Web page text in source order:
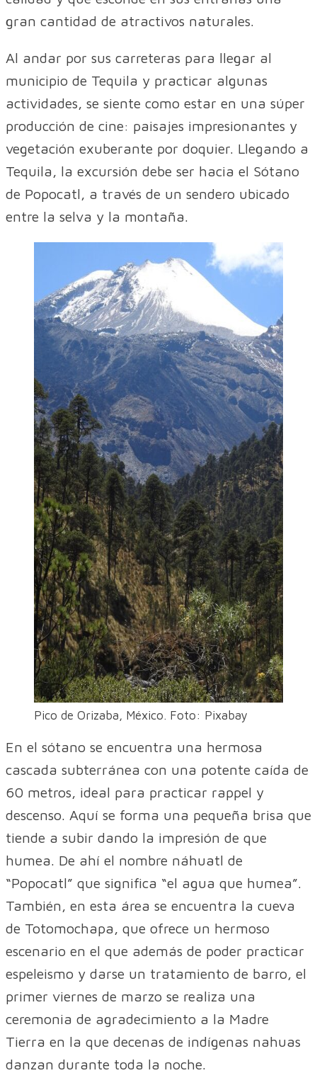
gran cantidad de atractivos naturales.
Al andar por sus carreteras para llegar al
municipio de Tequila y practicar algunas
actividades, se siente como estar en una súper
producción de cine: paisajes impresionantes y
vegetación exuberante por doquier. Llegando a
Tequila, la excursión debe ser hacia el Sótano
de Popocatl, a través de un sendero ubicado
entre la selva y la montaña.
Pico de Orizaba, México. Foto: Pixabay
En el sótano se encuentra una hermosa
cascada subterránea con una potente caída de
60 metros, ideal para practicar rappel y
descenso. Aquí se forma una pequeña brisa que
tiende a subir dando la impresión de que
humea. De ahí el nombre náhuatl de
“Popocatl” que significa “el agua que humea”.
También, en esta área se encuentra la cueva
de Totomochapa, que ofrece un hermoso
escenario en el que además de poder practicar
espeleismo y darse un tratamiento de barro, el
primer viernes de marzo se realiza una
ceremonia de agradecimiento a la Madre
Tierra en la que decenas de indígenas nahuas
danzan durante toda la noche.